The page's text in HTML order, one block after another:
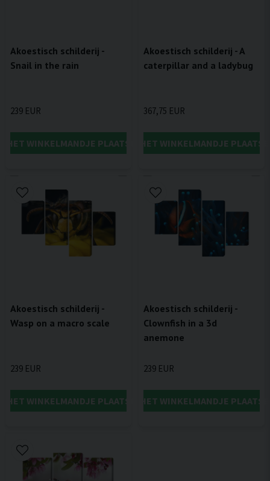
Akoestisch schilderij -
Snail in the rain
239 EUR
HET WINKELMANDJE PLAATSEN
Akoestisch schilderij - A
caterpillar and a ladybug
367,75 EUR
IN HET WINKELMANDJE
Akoestisch schilderij -
Wasp on a macro scale
239 EUR
HET WINKELMANDJE PLAATSEN
Akoestisch schilderij -
Clownfish in a 3d
anemone
239 EUR
IN HET WINKELMANDJE